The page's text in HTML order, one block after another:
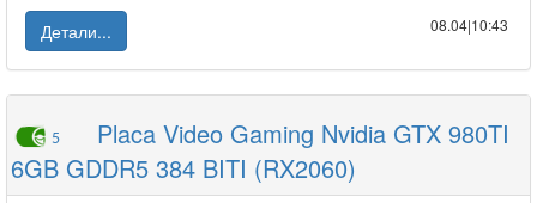
Детали...
08.04|10:43
5
Placa Video Gaming Nvidia GTX 980TI
6GB GDDR5 384 BITI (RX2060)